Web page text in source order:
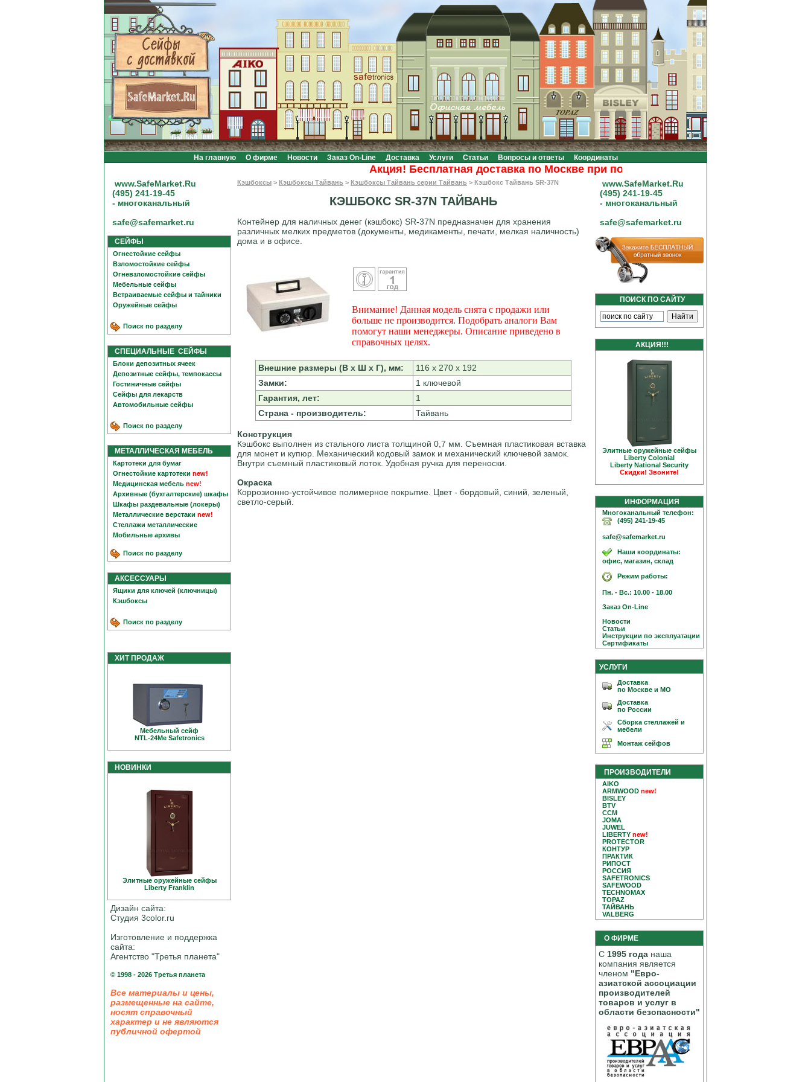
На главную О фирме Новости Заказ On-Line Доставка Услуги Статьи Вопросы и ответы Координаты
Акция! Бесплатная доставка по Москве при покупке на сумму от 20000 рублей.
www.SafeMarket.Ru
(495) 241-19-45
- многоканальный
safe@safemarket.ru
СЕЙФЫ
Огнестойкие сейфы
Взломостойкие сейфы
Огневзломостойкие сейфы
Мебельные сейфы
Встраиваемые сейфы и тайники
Оружейные сейфы
Поиск по разделу
СПЕЦИАЛЬНЫЕ СЕЙФЫ
Блоки депозитных ячеек
Депозитные сейфы, темпокассы
Гостиничные сейфы
Сейфы для лекарств
Автомобильные сейфы
Поиск по разделу
МЕТАЛЛИЧЕСКАЯ МЕБЕЛЬ
Картотеки для бумаг
Огнестойкие картотеки new!
Медицинская мебель new!
Архивные (бухгалтерские) шкафы
Шкафы раздевальные (локеры)
Металлические верстаки new!
Стеллажи металлические
Мобильные архивы
Поиск по разделу
АКСЕССУАРЫ
Ящики для ключей (ключницы)
Кэшбоксы
Поиск по разделу
ХИТ ПРОДАЖ
Мебельный сейф
NTL-24Me Safetronics
НОВИНКИ
Элитные оружейные сейфы
Liberty Franklin
Дизайн сайта:
Студия 3color.ru
Изготовление и поддержка
сайта:
Агентство "Третья планета"
© 1998 - 2026 Третья планета
Все материалы и цены,
размещенные на сайте,
носят справочный
характер и не являются
публичной офертой
Кэшбоксы > Кэшбоксы Тайвань > Кэшбоксы Тайвань серии Тайвань > Кэшбокс Тайвань SR-37N
КЭШБОКС SR-37N ТАЙВАНЬ
Контейнер для наличных денег (кэшбокс) SR-37N предназначен для хранения
различных мелких предметов (документы, медикаменты, печати, мелкая наличность)
дома и в офисе.
Внимание! Данная модель снята с продажи или
больше не производится. Подобрать аналоги Вам
помогут наши менеджеры. Описание приведено в
справочных целях.
Внешние размеры (В х Ш х Г), мм:
116 х 270 х 192
Замки:
1 ключевой
Гарантия, лет:
1
Страна - производитель:
Тайвань
Конструкция
Кэшбокс выполнен из стального листа толщиной 0,7 мм. Съемная пластиковая вставка
для монет и купюр. Механический кодовый замок и механический ключевой замок.
Внутри съемный пластиковый лоток. Удобная ручка для переноски.
Окраска
Коррозионно-устойчивое полимерное покрытие. Цвет - бордовый, синий, зеленый,
светло-серый.
www.SafeMarket.Ru
(495) 241-19-45
- многоканальный
safe@safemarket.ru
ПОИСК ПО САЙТУ
АКЦИЯ!!!
Элитные оружейные сейфы
Liberty Colonial
Liberty National Security
Скидки! Звоните!
ИНФОРМАЦИЯ
Многоканальный телефон:
(495) 241-19-45
safe@safemarket.ru
Наши координаты:
офис, магазин, склад
Режим работы:
Пн. - Вс.: 10.00 - 18.00
Заказ On-Line
Новости
Статьи
Инструкции по эксплуатации
Сертификаты
УСЛУГИ
Доставка
по Москве и МО
Доставка
по России
Сборка стеллажей и
мебели
Монтаж сейфов
ПРОИЗВОДИТЕЛИ
AIKO
ARMWOOD new!
BISLEY
BTV
CCM
JOMA
JUWEL
LIBERTY new!
PROTECTOR
КОНТУР
ПРАКТИК
РИПОСТ
РОССИЯ
SAFETRONICS
SAFEWOOD
TECHNOMAX
TOPAZ
ТАЙВАНЬ
VALBERG
О ФИРМЕ
С 1995 года наша
компания является
членом "Евро-
азиатской ассоциации
производителей
товаров и услуг в
области безопасности"